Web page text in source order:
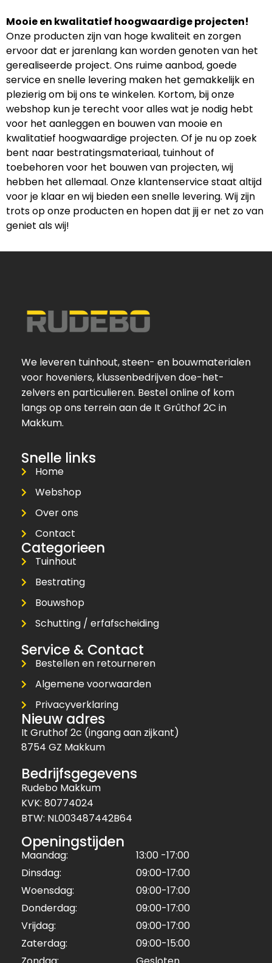
Mooie en kwalitatief hoogwaardige projecten!
Onze producten zijn van hoge kwaliteit en zorgen
ervoor dat er jarenlang kan worden genoten van het
gerealiseerde project. Ons ruime aanbod, goede
service en snelle levering maken het gemakkelijk en
plezierig om bij ons te winkelen. Kortom, bij onze
webshop kun je terecht voor alles wat je nodig hebt
voor het aanleggen en bouwen van mooie en
kwalitatief hoogwaardige projecten. Of je nu op zoek
bent naar bestratingsmateriaal, tuinhout of
toebehoren voor het bouwen van projecten, wij
hebben het allemaal. Onze klantenservice staat altijd
voor je klaar en wij bieden een snelle levering. Wij zijn
trots op onze producten en hopen dat jij er net zo van
geniet als wij!
We leveren tuinhout, steen- en bouwmaterialen
voor hoveniers, klussenbedrijven doe-het-
zelvers en particulieren. Bestel online of kom
langs op ons terrein aan de It Grûthof 2C in
Makkum.
Snelle links
Home
Webshop
Over ons
Contact
Categorieen
Tuinhout
Bestrating
Bouwshop
Schutting / erfafscheiding
Service & Contact
Bestellen en retourneren
Algemene voorwaarden
Privacyverklaring
Nieuw adres
It Gruthof 2c (ingang aan zijkant)
8754 GZ Makkum
Bedrijfsgegevens
Rudebo Makkum
KVK: 80774024
BTW: NL003487442B64
Openingstijden
Maandag:
13:00 -17:00
Dinsdag:
09:00-17:00
Woensdag:
09:00-17:00
Donderdag:
09:00-17:00
Vrijdag:
09:00-17:00
Zaterdag:
09:00-15:00